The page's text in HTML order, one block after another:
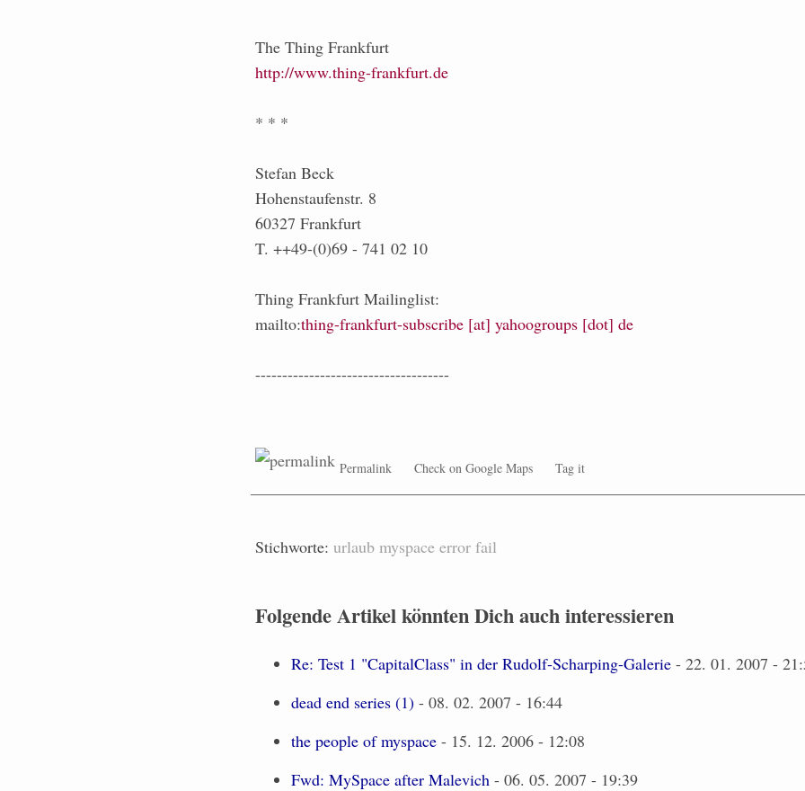
The Thing Frankfurt
http://www.thing-frankfurt.de
* * *
Stefan Beck
Hohenstaufenstr. 8
60327 Frankfurt
T. ++49-(0)69 - 741 02 10
Thing Frankfurt Mailinglist:
mailto:thing-frankfurt-subscribe [at] yahoogroups [dot] de
------------------------------------
Permalink Check on Google Maps Tag it
Stichworte: urlaub myspace error fail
Folgende Artikel könnten Dich auch interessieren
Re: Test 1 "CapitalClass" in der Rudolf-Scharping-Galerie- 22. 01. 2007 -
dead end series (1)- 08. 02. 2007 - 16:44
the people of myspace- 15. 12. 2006 - 12:08
Fwd: MySpace after Malevich- 06. 05. 2007 - 19:39